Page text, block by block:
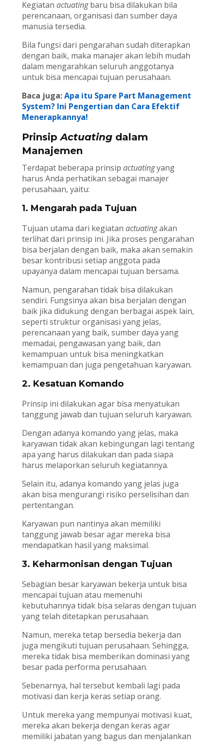
Kegiatan actuatingbaru bisa dilakukan bila
perencanaan, organisasi dan sumber daya
manusia tersedia.
Bila fungsi dari pengarahan sudah diterapkan
dengan baik, maka manajer akan lebih mudah
dalam mengarahkan seluruh anggotanya
untuk bisa mencapai tujuan perusahaan.
Baca juga:Apa itu Spare Part Management
System? Ini Pengertian dan Cara Efektif
Menerapkannya!
PrinsipActuating dalam
Manajemen
Terdapat beberapa prinsip actuatingyang
harus Anda perhatikan sebagai manajer
perusahaan, yaitu:
1. Mengarah pada Tujuan
Tujuan utama dari kegiatan actuatingakan
terlihat dari prinsip ini. Jika proses pengarahan
bisa berjalan dengan baik, maka akan semakin
besar kontribusi setiap anggota pada
upayanya dalam mencapai tujuan bersama.
Namun, pengarahan tidak bisa dilakukan
sendiri. Fungsinya akan bisa berjalan dengan
baik jika didukung dengan berbagai aspek lain,
seperti struktur organisasi yang jelas,
perencanaan yang baik, sumber daya yang
memadai, pengawasan yang baik, dan
kemampuan untuk bisa meningkatkan
kemampuan dan juga pengetahuan karyawan.
2. Kesatuan Komando
Prinsip ini dilakukan agar bisa menyatukan
tanggung jawab dan tujuan seluruh karyawan.
Dengan adanya komando yang jelas, maka
karyawan tidak akan kebingungan lagi tentang
apa yang harus dilakukan dan pada siapa
harus melaporkan seluruh kegiatannya.
Selain itu, adanya komando yang jelas juga
akan bisa mengurangi risiko perselisihan dan
pertentangan.
Karyawan pun nantinya akan memiliki
tanggung jawab besar agar mereka bisa
mendapatkan hasil yang maksimal.
3. Keharmonisan dengan Tujuan
Sebagian besar karyawan bekerja untuk bisa
mencapai tujuan atau memenuhi
kebutuhannya tidak bisa selaras dengan tujuan
yang telah ditetapkan perusahaan.
Namun, mereka tetap bersedia bekerja dan
juga mengikuti tujuan perusahaan. Sehingga,
mereka tidak bisa memberikan dominasi yang
besar pada performa perusahaan.
Sebenarnya, hal tersebut kembali lagi pada
motivasi dan kerja keras setiap orang.
Untuk mereka yang mempunyai motivasi kuat,
mereka akan bekerja dengan keras agar
memiliki jabatan yang bagus dan menjalankan